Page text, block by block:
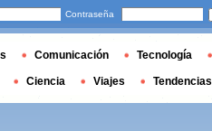
Contraseña
Comunicación Tecnología
Ciencia Viajes Tendencias